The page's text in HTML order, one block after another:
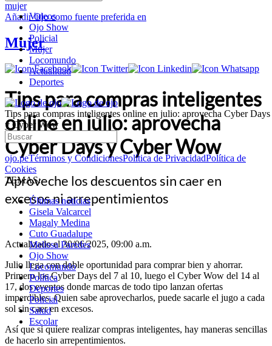
Videos
Ojo Show
Policial
Mujer
Locomundo
Actualidad
Deportes
Tips para compras inteligentes online en julio: aprovecha Cyber Days
y Cyber Wow
ojo.peTérminos y CondicionesPolítica de PrivacidadPolítica de
Cookies
TEMAS:
Últimas noticias
Gisela Valcarcel
Magaly Medina
Cuto Guadalupe
Melissa Paredes
Ojo Show
Locomundo
Política
Deportes
Policial
Salud
Escolar
mujer
AñadirOjocomo fuente preferida en
Mujer
Tips para compras inteligentes
online en julio: aprovecha
Cyber Days y Cyber Wow
Aproveche los descuentos sin caer en
excesos ni arrepentimientos
Actualizado el 30/06/2025, 09:00 a.m.
Julio llega con doble oportunidad para comprar bien y ahorrar.
Primero los Cyber Days del 7 al 10, luego el Cyber Wow del 14 al
17, dos eventos donde marcas de todo tipo lanzan ofertas
imperdibles. Quien sabe aprovecharlos, puede sacarle el jugo a cada
sol sin caer en excesos.
Así que si quiere realizar compras inteligentes, hay maneras sencillas
de hacerlo sin arrepentimientos.